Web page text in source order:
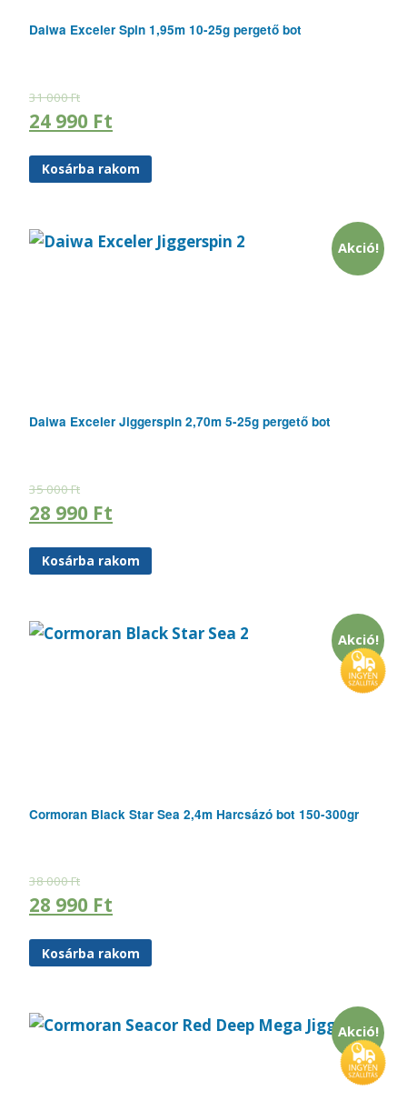
Daiwa Exceler Spin 1,95m 10-25g pergető bot
31 000Ft
24 990 Ft
Kosárba rakom
Akció!
Daiwa Exceler Jiggerspin 2,70m 5-25g pergető bot
35 000Ft
28 990 Ft
Kosárba rakom
Akció!
Cormoran Black Star Sea 2,4m Harcsázó bot 150-300gr
38 000Ft
28 990 Ft
Kosárba rakom
Akció!